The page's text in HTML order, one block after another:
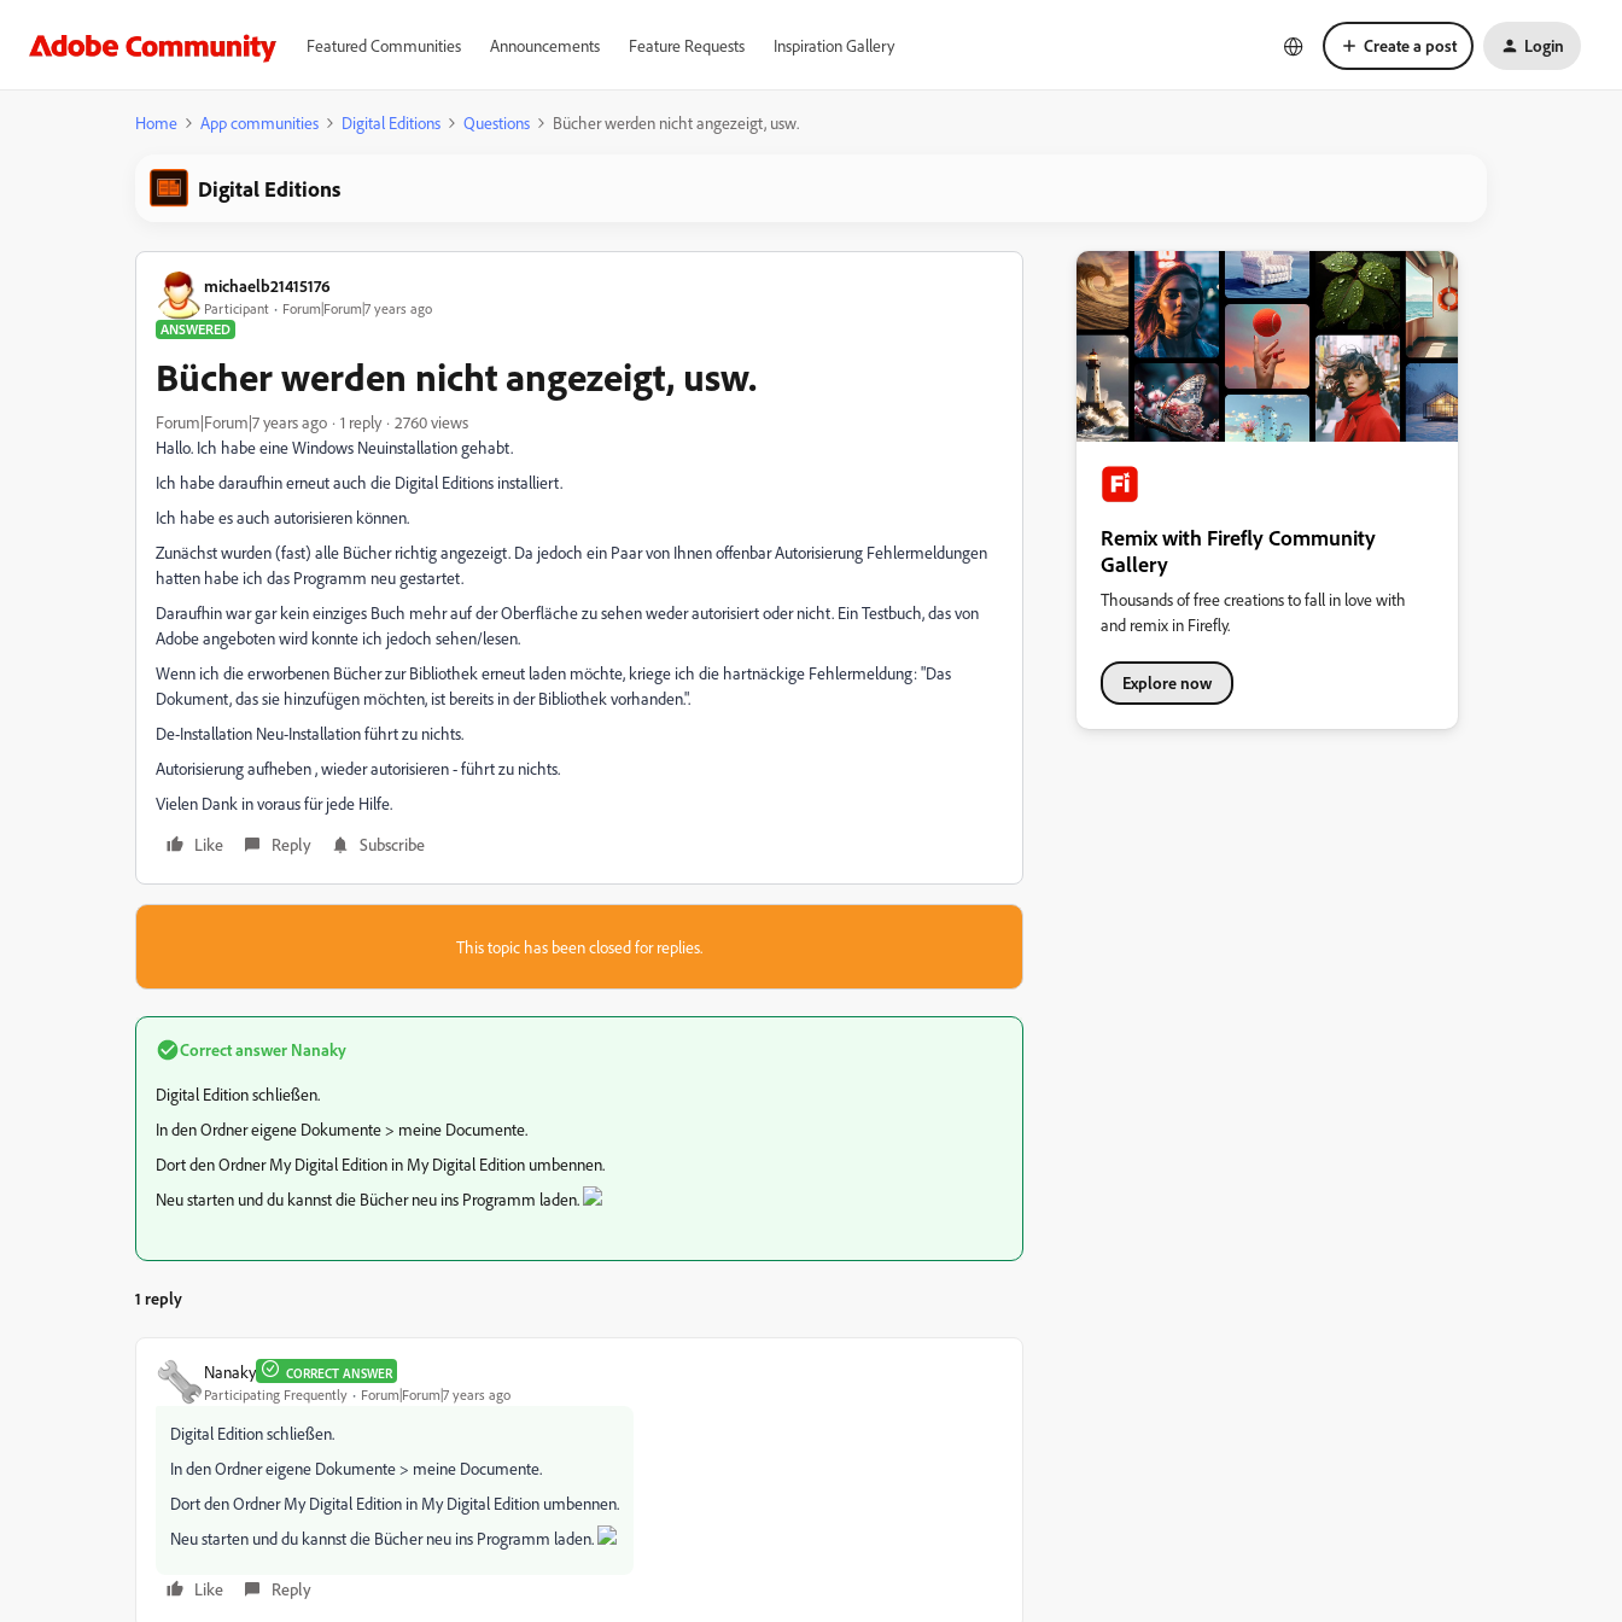
Featured Communities Announcements Feature Requests Inspiration Gallery Create a post Login
Home App communities Digital Editions Questions Bücher werden nicht angezeigt, usw.
Digital Editions
michaelb21415176
Participant
Forum|Forum|7 years ago
ANSWERED
Bücher werden nicht angezeigt, usw.
Forum|Forum|7 years ago 1 reply
2760 views
Hallo. Ich habe eine Windows Neuinstallation gehabt.
Ich habe daraufhin erneut auch die Digital Editions installiert.
Ich habe es auch autorisieren können.
Zunächst wurden (fast) alle Bücher richtig angezeigt. Da jedoch ein Paar von Ihnen offenbar Autorisierung Fehlermeldungen
hatten habe ich das Programm neu gestartet.
Daraufhin war gar kein einziges Buch mehr auf der Oberfläche zu sehen weder autorisiert oder nicht. Ein Testbuch, das von
Adobe angeboten wird konnte ich jedoch sehen/lesen.
Wenn ich die erworbenen Bücher zur Bibliothek erneut laden möchte, kriege ich die hartnäckige Fehlermeldung: "Das
Dokument, das sie hinzufügen möchten, ist bereits in der Bibliothek vorhanden.".
De-Installation Neu-Installation führt zu nichts.
Autorisierung aufheben , wieder autorisieren - führt zu nichts.
Vielen Dank in voraus für jede Hilfe.
Like
Reply Subscribe
This topic has been closed for replies.
Correct answer Nanaky
Digital Edition schließen.
In den Ordner eigene Dokumente > meine Documente.
Dort den Ordner My Digital Edition in My Digital Edition umbennen.
Neu starten und du kannst die Bücher neu ins Programm laden.
1 reply
Nanaky CORRECT ANSWER
Participating Frequently Forum|Forum|7 years ago
Digital Edition schließen.
In den Ordner eigene Dokumente > meine Documente.
Dort den Ordner My Digital Edition in My Digital Edition umbennen.
Neu starten und du kannst die Bücher neu ins Programm laden.
Like Reply
Remix with Firefly Community
Gallery
Thousands of free creations to fall in love with
and remix in Firefly.
Explore now